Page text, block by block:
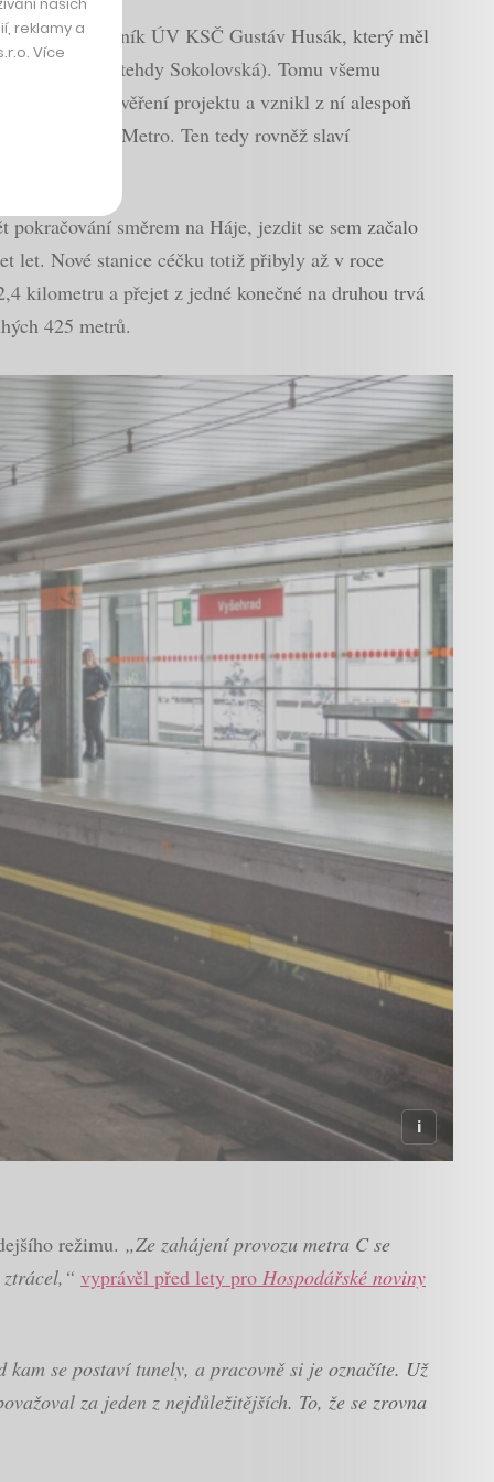
tajemník ÚV KSČ Gustáv Husák, který měl
na Florenc (tehdy Sokolovská). Tomu všemu
pouze ověření projektu a vznikl z ní alespoň
jak jinak než Metro. Ten tedy rovněž slaví
směrem na Háje, jezdit se sem začalo
let. Nové stanice céčku totiž přibyly až v roce
kilometru a přejet z jedné konečné na druhou trvá
425 metrů.
režimu. „Ze zahájení provozu metra C se
vyprávěl před lety pro Hospodářské noviny
kam se postaví tunely, a pracovně si je označíte. Už
za jeden z nejdůležitějších. To, že se zrovna
reklamy a
Více